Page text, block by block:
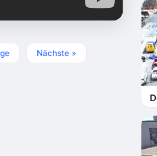
Nächste »